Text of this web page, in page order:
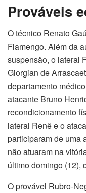
Prováveis
O técnico Renato
Flamengo. Além da
suspensão, o lateral
Giorgian de
departamento
atacante Bruno
recondicionamento
lateral Renê e o
participaram de uma
não atuaram na
último domingo (12),
O provável Rubro-